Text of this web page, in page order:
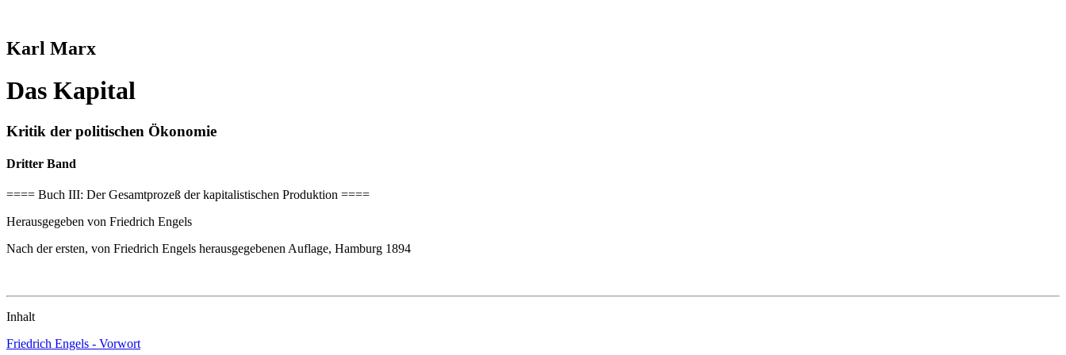
Karl Marx
Das Kapital
Kritik der politischen Ökonomie
Dritter Band
==== Buch III: Der Gesamtprozeß der kapitalistischen Produktion ====
Herausgegeben von Friedrich Engels
Nach der ersten, von Friedrich Engels herausgegebenen Auflage, Hamburg 1894
Inhalt
Friedrich Engels - Vorwort